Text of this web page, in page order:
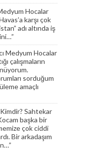
Hocalar
karşı çok
adı altında iş
”
Medyum Hocalar
çalışmaların
sorduğum
amaçlı
Sahtekar
başka bir
çok ciddi
Bir arkadaşım
”